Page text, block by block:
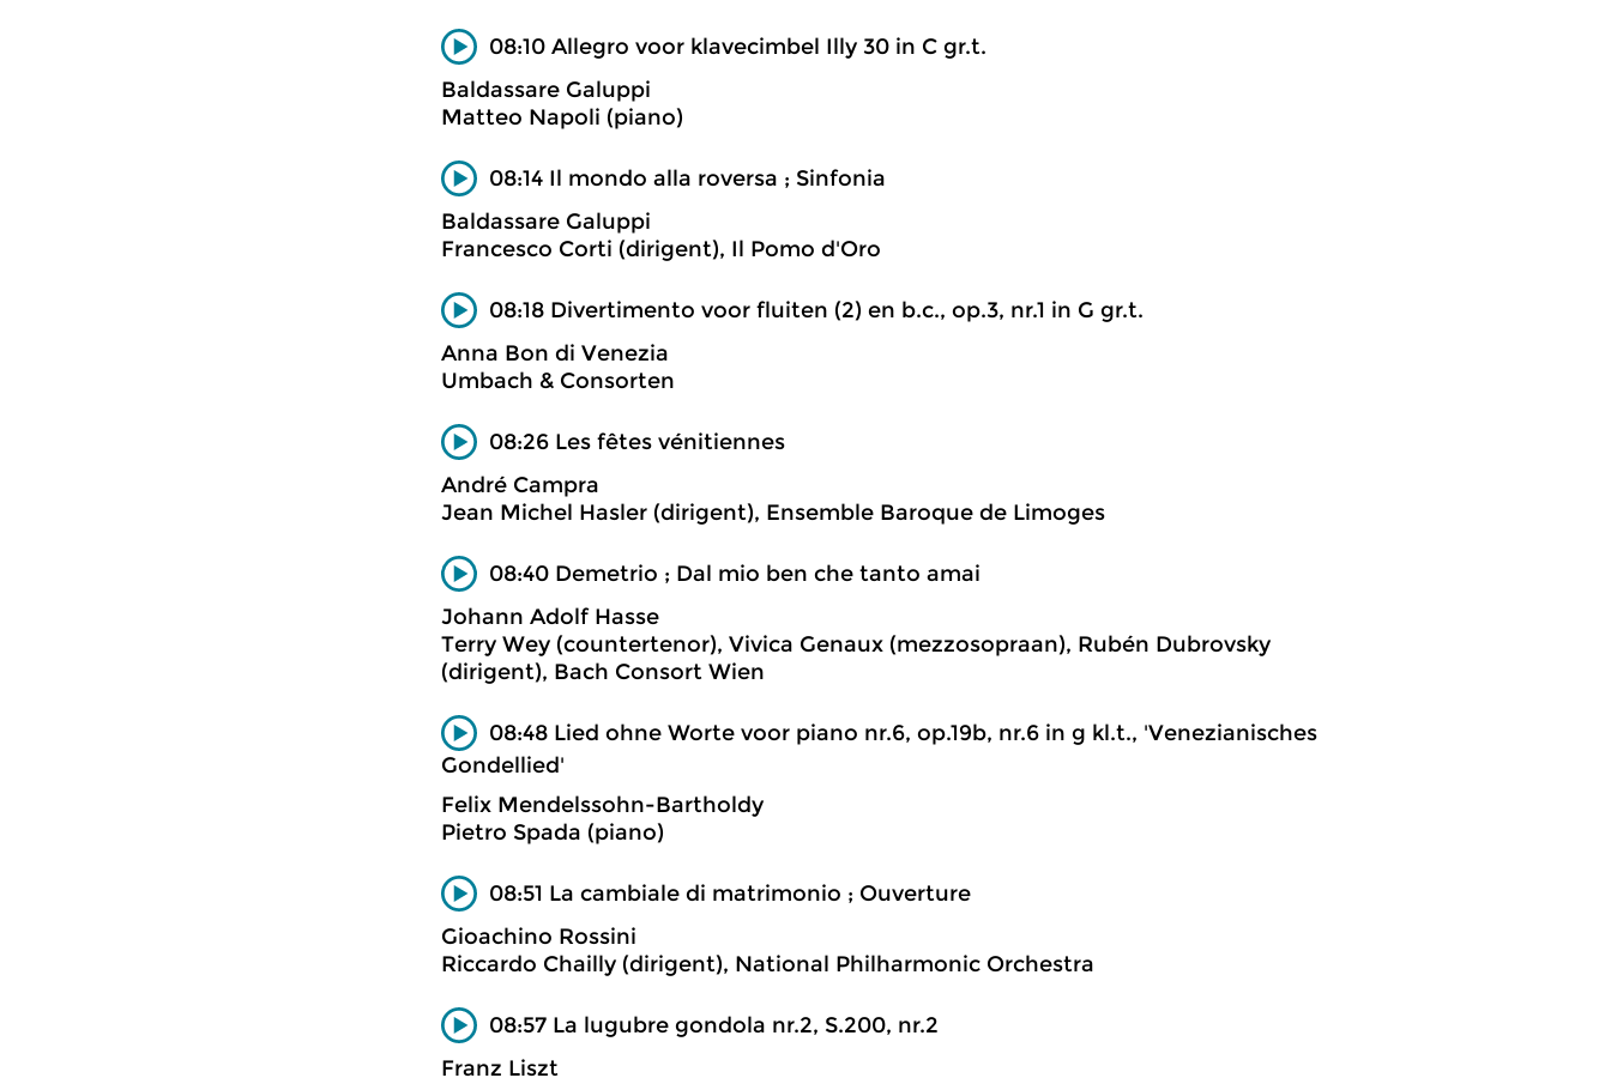
08:10 Allegro voor klavecimbel Illy 30 in C gr.t.
Baldassare Galuppi
Matteo Napoli (piano)
08:14 Il mondo alla roversa ; Sinfonia
Baldassare Galuppi
Francesco Corti (dirigent), Il Pomo d'Oro
08:18 Divertimento voor fluiten (2) en b.c., op.3, nr.1 in G gr.t.
Anna Bon di Venezia
Umbach & Consorten
08:26 Les fêtes vénitiennes
André Campra
Jean Michel Hasler (dirigent), Ensemble Baroque de Limoges
08:40 Demetrio ; Dal mio ben che tanto amai
Johann Adolf Hasse
Terry Wey (countertenor), Vivica Genaux (mezzosopraan), Rubén Dubrovsky
(dirigent), Bach Consort Wien
08:48 Lied ohne Worte voor piano nr.6, op.19b, nr.6 in g kl.t., 'Venezianisches
Gondellied'
Felix Mendelssohn-Bartholdy
Pietro Spada (piano)
08:51 La cambiale di matrimonio ; Ouverture
Gioachino Rossini
Riccardo Chailly (dirigent), National Philharmonic Orchestra
08:57 La lugubre gondola nr.2, S.200, nr.2
Franz Liszt